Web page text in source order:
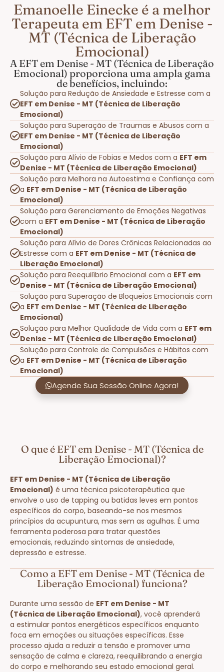
Emanoelle Einecke é a melhor
Terapeuta em EFT em Denise -
MT (Técnica de Liberação
Emocional)
A EFT em Denise - MT (Técnica de Liberação
Emocional) proporciona uma ampla gama
de benefícios, incluindo:
Solução para Redução de Ansiedade e Estresse com a
EFT em Denise - MT (Técnica de Liberação
Emocional)
Solução para Superação de Traumas e Abusos com a
EFT em Denise - MT (Técnica de Liberação
Emocional)
Solução para Alívio de Fobias e Medos com a EFT em
Denise - MT (Técnica de Liberação Emocional)
Solução para Melhora na Autoestima e Confiança com
a EFT em Denise - MT (Técnica de Liberação
Emocional)
Solução para Gerenciamento de Emoções Negativas
com a EFT em Denise - MT (Técnica de Liberação
Emocional)
Solução para Alívio de Dores Crônicas Relacionadas ao
Estresse com a EFT em Denise - MT (Técnica de
Liberação Emocional)
Solução para Reequilíbrio Emocional com a EFT em
Denise - MT (Técnica de Liberação Emocional)
Solução para Superação de Bloqueios Emocionais com
a EFT em Denise - MT (Técnica de Liberação
Emocional)
Solução para Melhor Qualidade de Vida com a EFT em
Denise - MT (Técnica de Liberação Emocional)
Solução para Controle de Compulsões e Hábitos com
a EFT em Denise - MT (Técnica de Liberação
Emocional)
Agende Sua Sessão Online Agora!
O que é EFT em Denise - MT (Técnica de
Liberação Emocional)?
EFT em Denise - MT (Técnica de Liberação
Emocional) é uma técnica psicoterapêutica que
envolve o uso de tapping ou batidas leves em pontos
específicos do corpo, baseando-se nos mesmos
princípios da acupuntura, mas sem as agulhas. É uma
ferramenta poderosa para tratar questões
emocionais, reduzindo sintomas de ansiedade,
depressão e estresse.
Como a EFT em Denise - MT (Técnica de
Liberação Emocional) funciona?
Durante uma sessão de EFT em Denise - MT
(Técnica de Liberação Emocional), você aprenderá
a estimular pontos energéticos específicos enquanto
foca em emoções ou situações específicas. Esse
processo ajuda a reduzir a tensão e promover uma
sensação de calma e clareza, reequilibrando a energia
do corpo e melhorando seu estado emocional geral.